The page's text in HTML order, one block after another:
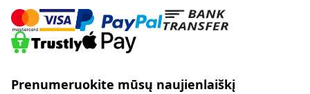
Prenumeruokite mūsų naujienlaiškį